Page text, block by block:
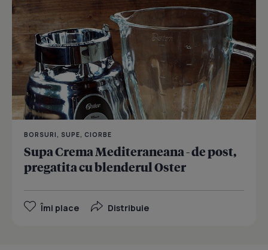
BORSURI, SUPE, CIORBE
Supa Crema Mediteraneana - de post,
pregatita cu blenderul Oster
Îmi place Distribuie